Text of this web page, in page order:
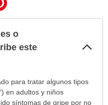
o
este
para tratar algunos tipos
en adultos y niños
síntomas de gripe por no